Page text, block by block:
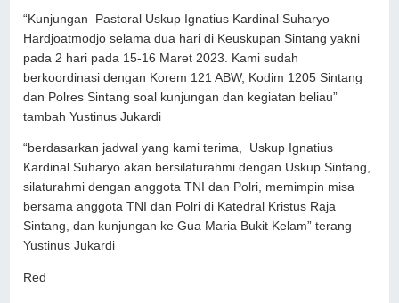
“Kunjungan Pastoral Uskup Ignatius Kardinal Suharyo
Hardjoatmodjo selama dua hari di Keuskupan Sintang yakni
pada 2 hari pada 15-16 Maret 2023. Kami sudah
berkoordinasi dengan Korem 121 ABW, Kodim 1205 Sintang
dan Polres Sintang soal kunjungan dan kegiatan beliau”
tambah Yustinus Jukardi
“berdasarkan jadwal yang kami terima, Uskup Ignatius
Kardinal Suharyo akan bersilaturahmi dengan Uskup Sintang,
silaturahmi dengan anggota TNI dan Polri, memimpin misa
bersama anggota TNI dan Polri di Katedral Kristus Raja
Sintang, dan kunjungan ke Gua Maria Bukit Kelam” terang
Yustinus Jukardi
Red